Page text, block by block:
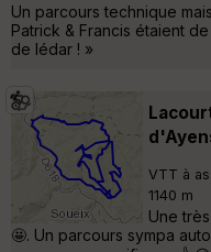
Un parcours technique
Patrick & Francis étaient
de lédar ! »
VTT à
1140 m
Une
🤩. Un parcours sympa